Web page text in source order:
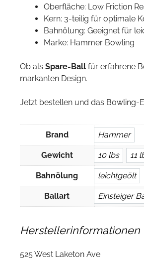
Oberfläche: Low Friction
Kern: 3-teilig für optimale
Bahnölung: Geeignet für
Marke: Hammer Bowling
Ob als Spare-Ball für erfahrene
markanten Design.
Jetzt bestellen und das Bowling-
Brand Hammer
Gewicht 10 lbs 11
Bahnölung leichtgeölt
Ballart Einsteiger
Herstellerinformationen
525 West Laketon Ave